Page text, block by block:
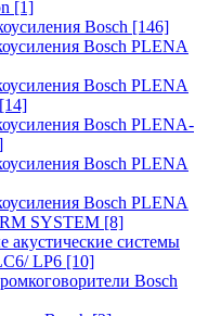
[1]
Bosch [146]
Bosch PLENA
Bosch PLENA
[14]
Bosch PLENA-
Bosch PLENA
Bosch PLENA
SYSTEM [8]
акустические системы
LP6 [10]
Bosch